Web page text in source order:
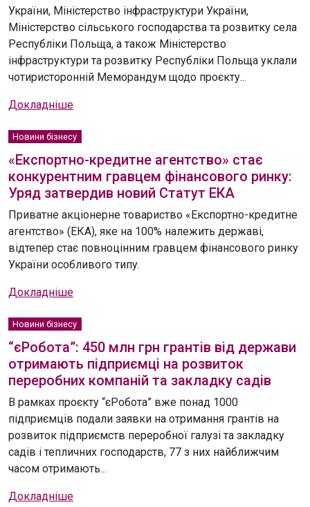
України, Міністерство інфраструктури України,
Міністерство сільського господарства та розвитку села
Республіки Польща, а також Міністерство
інфраструктури та розвитку Республіки Польща уклали
чотиристоронній Меморандум щодо проєкту...
Докладніше
Новини бізнесу
«Експортно-кредитне агентство» стає
конкурентним гравцем фінансового ринку:
Уряд затвердив новий Статут ЕКА
Приватне акціонерне товариство «Експортно-кредитне
агентство» (ЕКА), яке на 100% належить державі,
відтепер стає повноцінним гравцем фінансового ринку
України особливого типу.
Докладніше
Новини бізнесу
“єРобота”: 450 млн грн грантів від держави
отримають підприємці на розвиток
переробних компаній та закладку садів
В рамках проєкту “єРобота” вже понад 1000
підприємців подали заявки на отримання грантів на
розвиток підприємств переробної галузі та закладку
садів і тепличних господарств, 77 з них найближчим
часом отримають...
Докладніше